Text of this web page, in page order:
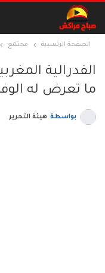
الصفحة الرئيسية مجتمع
الفدرالية
ما تعرض له الوفد
بواسطة هيئة التحرير